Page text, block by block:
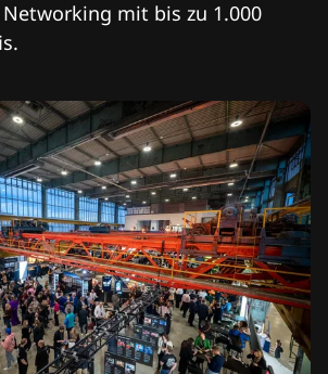
mit bis zu 1.000